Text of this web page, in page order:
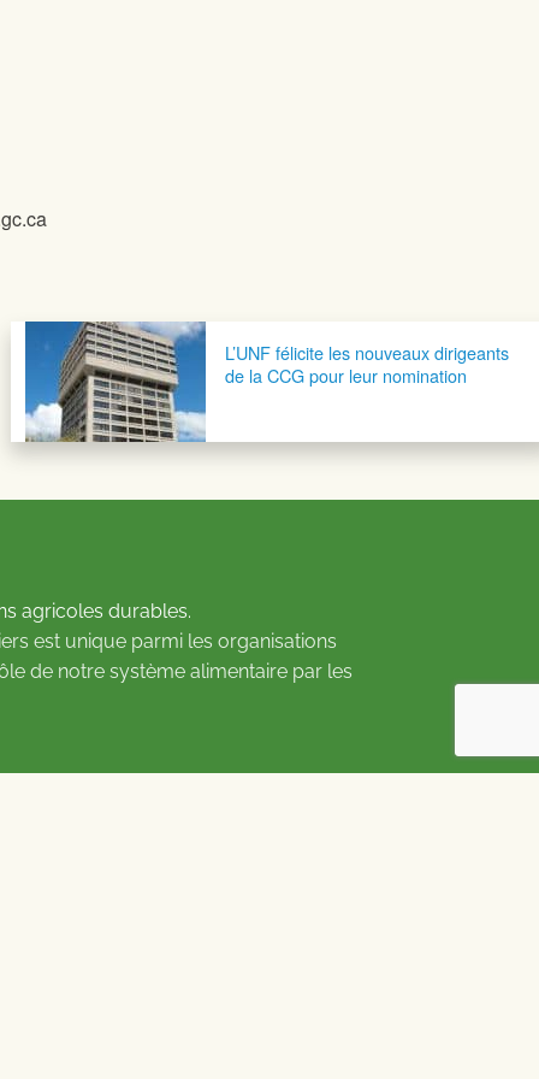
L’UNF félicite les nouveaux dirigeants
de la CCG pour leur nomination
agricoles durables.
est unique parmi les organisations
de notre système alimentaire par les